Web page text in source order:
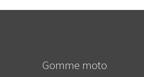
Gomme moto